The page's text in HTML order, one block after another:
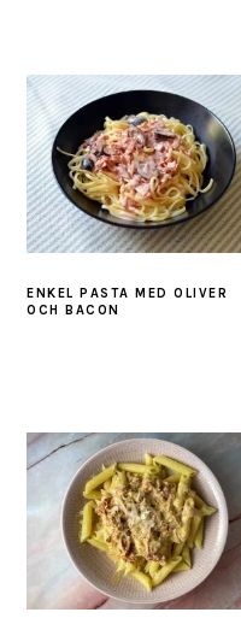
ENKEL PASTA MED OLIVER
OCH BACON